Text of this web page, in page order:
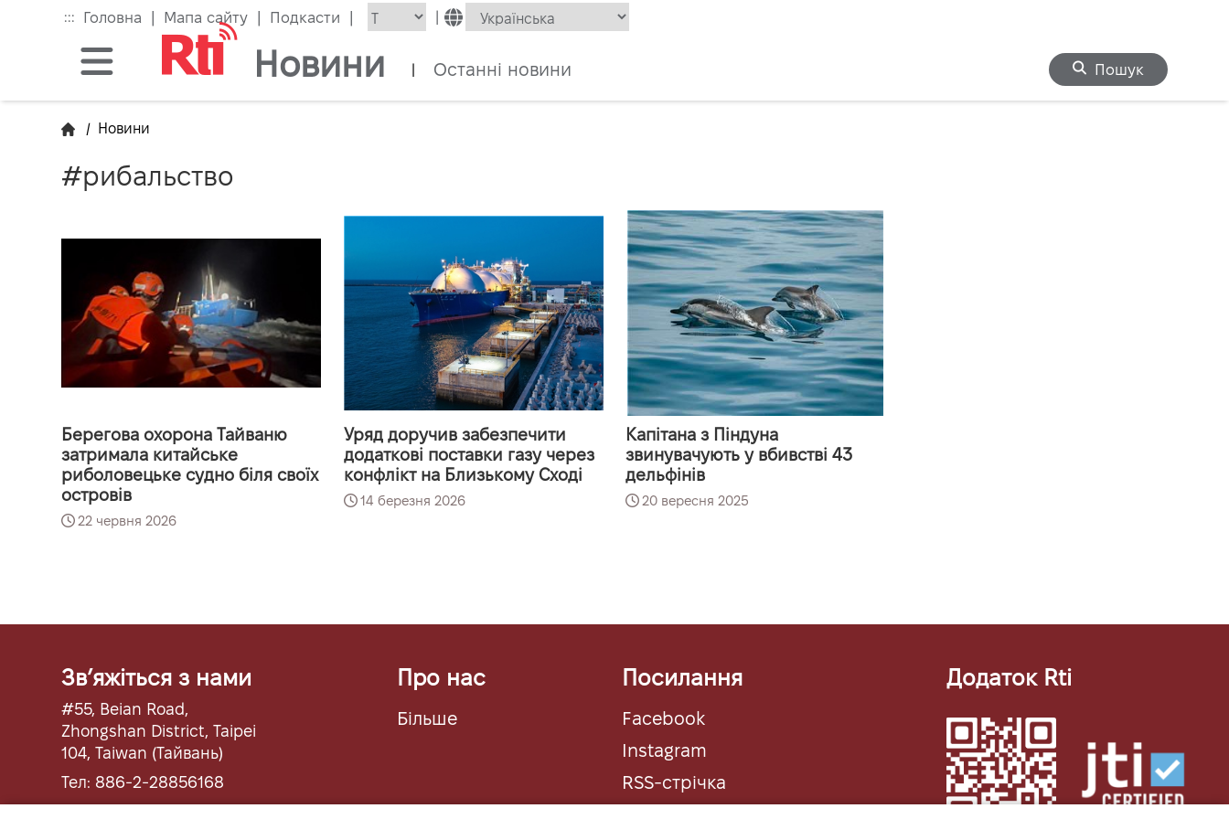
::: Головна | Мапа сайту | Подкасти | |
Новини | Останні новини Пошук
/ Новини
#рибальство
Берегова охорона Тайваню
затримала китайське
риболовецьке судно біля своїх
островів
22 червня 2026
Уряд доручив забезпечити
додаткові поставки газу через
конфлікт на Близькому Сході
14 березня 2026
Капітана з Піндуна
звинувачують у вбивстві 43
дельфінів
20 вересня 2025
Звʼяжіться з нами
#55, Beian Road,
Zhongshan District, Taipei
104, Taiwan (Тайвань)
Тел: 886-2-28856168
Про нас
Більше
Посилання
Facebook
Instagram
RSS-стрічка
Додаток Rti